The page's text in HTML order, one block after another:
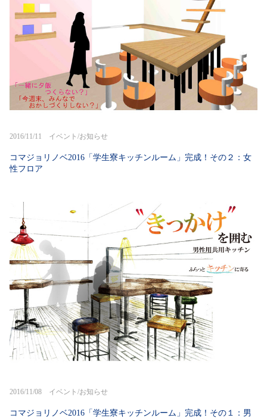
2016/11/11 イベント/お知らせ
コマジョリノベ2016「学生寮キッチンルーム」完成！その２：女
性フロア
2016/11/08 イベント/お知らせ
コマジョリノベ2016「学生寮キッチンルーム」完成！その１：男